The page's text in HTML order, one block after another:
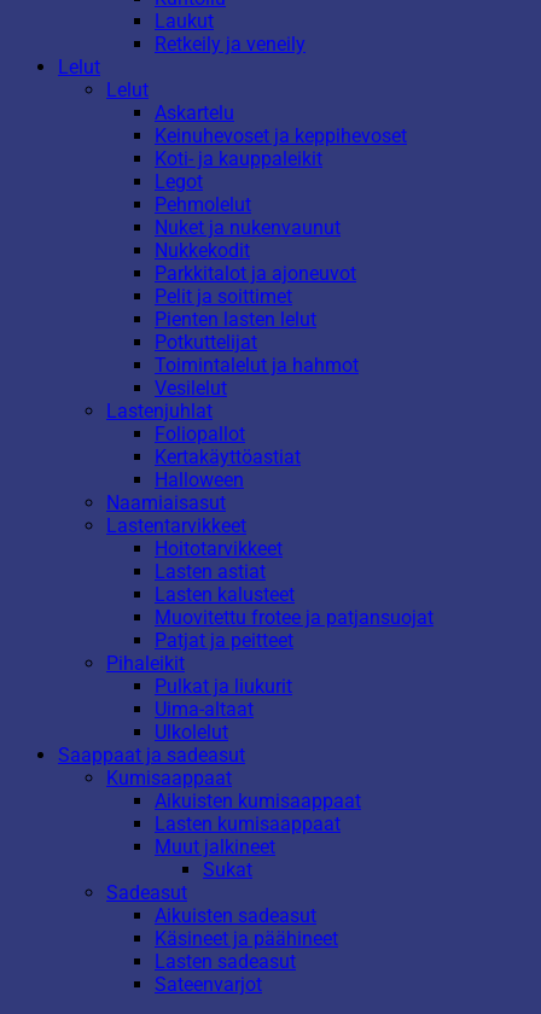
Laukut
Retkeily ja veneily
Lelut
Lelut
Askartelu
Keinuhevoset ja keppihevoset
Koti- ja kauppaleikit
Legot
Pehmolelut
Nuket ja nukenvaunut
Nukkekodit
Parkkitalot ja ajoneuvot
Pelit ja soittimet
Pienten lasten lelut
Potkuttelijat
Toimintalelut ja hahmot
Vesilelut
Lastenjuhlat
Foliopallot
Kertakäyttöastiat
Halloween
Naamiaisasut
Lastentarvikkeet
Hoitotarvikkeet
Lasten astiat
Lasten kalusteet
Muovitettu frotee ja patjansuojat
Patjat ja peitteet
Pihaleikit
Pulkat ja liukurit
Uima-altaat
Ulkolelut
Saappaat ja sadeasut
Kumisaappaat
Aikuisten kumisaappaat
Lasten kumisaappaat
Muut jalkineet
Sukat
Sadeasut
Aikuisten sadeasut
Käsineet ja päähineet
Lasten sadeasut
Sateenvarjot